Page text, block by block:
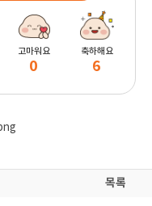
고마워요
0
축하해요
6
목록